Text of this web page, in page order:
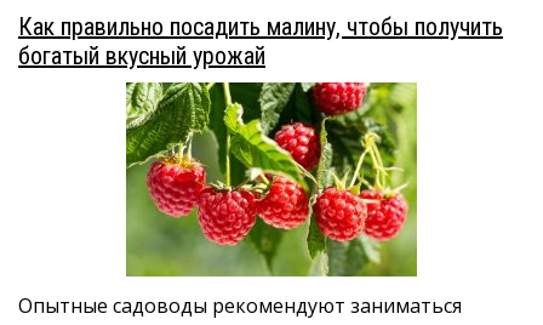
Как правильно посадить малину, чтобы получить
богатый вкусный урожай
Опытные садоводы рекомендуют заниматься